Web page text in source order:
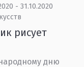
- 31.10.2020
рисует
дню